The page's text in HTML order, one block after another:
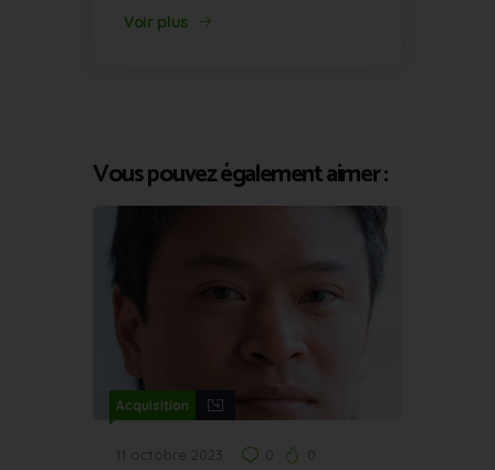
Voir plus
Vous pouvez également aimer :
Acquisition
11 octobre 2023 0 0